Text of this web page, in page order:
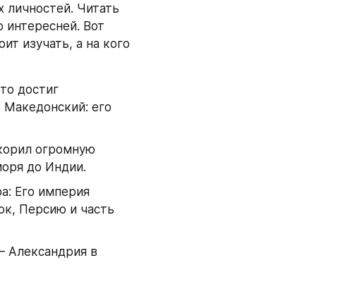
личностей. Читать
интересней. Вот
изучать, а на кого
достиг
его
огромную
до Индии.
Его империя
Персию и часть
Александрия в